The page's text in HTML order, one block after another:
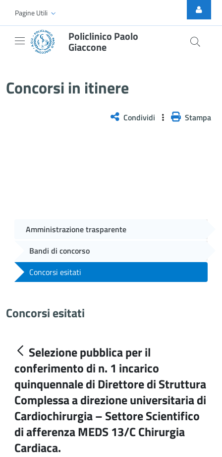
Skip to Main Content
Pagine Utili
Policlinico Paolo
Giaccone
Concorsi in itinere
Condividi Stampa
Amministrazione trasparente
Bandi di concorso
Concorsi esitati
Concorsi esitati
Selezione pubblica per il
conferimento di n. 1 incarico
quinquennale di Direttore di Struttura
Complessa a direzione universitaria di
Cardiochirurgia – Settore Scientifico
di afferenza MEDS 13/C Chirurgia
Cardiaca.